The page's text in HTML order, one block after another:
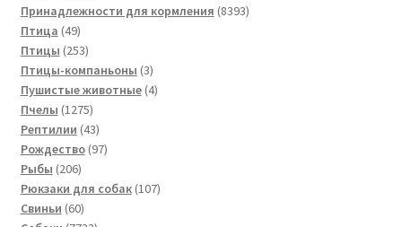
товаров
Принадлежности для кормления 83938393
Птица 4949
товаров
Птицы 253253
товара
Птицы-компаньоны 33
товара
Пушистые животные 44
Пчелы 12751275
товаров
Рептилии 4343
товара
Рождество 9797
Рыбы 206206
товаров
Рюкзаки для собак 107107
Свиньи 6060